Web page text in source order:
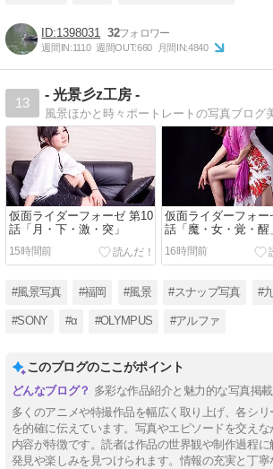
1398031 32
週間IN:1110 週間OUT:660 月間IN:4840
13
- 光景彡z工房 -
仮面ライダーフォーゼ 第10
話「月・下・激・突」
15時間前
仮面ライダーフォー
話「魔・女・覚・醒
16時間前
#風景写真 #福岡 #風景 #スナップ写真 #
#SONY #α #OLYMPUS #アルファ
このブログのここがポイント
多彩な作品紹介と魅力的な写真掲載
多くのアニメや特撮作品を幅広く取り上げ、各シ
を的確に伝えています。写真やエピソードを交え
内容が特徴です。読者は作品の世界観や制作過程
発見や楽しみを見つけられます。情報の充実と丁